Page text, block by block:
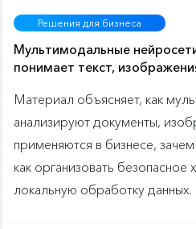
Решения для бизнеса
Мультимодальные
понимает текст,
Материал объясняет, как
анализируют документы,
применяются в бизнесе,
как организовать безопасное
локальную обработку данных.